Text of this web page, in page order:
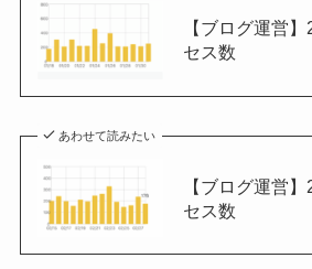
【ブログ運営
セス数
あわせて読みたい
【ブログ運営
セス数